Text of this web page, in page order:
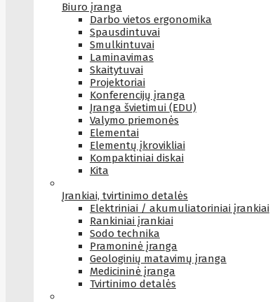
Biuro įranga
Darbo vietos ergonomika
Spausdintuvai
Smulkintuvai
Laminavimas
Skaitytuvai
Projektoriai
Konferencijų įranga
Įranga švietimui (EDU)
Valymo priemonės
Elementai
Elementų įkrovikliai
Kompaktiniai diskai
Kita
Įrankiai, tvirtinimo detalės
Elektriniai / akumuliatoriniai įrankiai
Rankiniai įrankiai
Sodo technika
Pramoninė įranga
Geologinių matavimų įranga
Medicininė įranga
Tvirtinimo detalės